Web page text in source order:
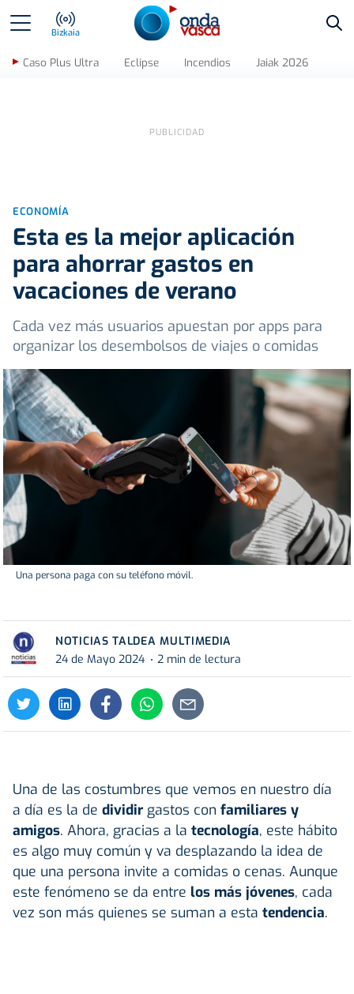
Bizkaia
Caso Plus Ultra Eclipse Incendios Jaiak 2026
ECONOMÍA
Esta es la mejor aplicación
para ahorrar gastos en
vacaciones de verano
Cada vez más usuarios apuestan por apps para
organizar los desembolsos de viajes o comidas
Una persona paga con su teléfono móvil.
NOTICIAS TALDEA MULTIMEDIA
24 de Mayo 2024
2 min de lectura
Una de las costumbres que vemos en nuestro día
a día es la de dividir gastos con familiares y
amigos. Ahora, gracias a la tecnología, este hábito
es algo muy común y va desplazando la idea de
que una persona invite a comidas o cenas. Aunque
este fenómeno se da entre los más jóvenes, cada
vez son más quienes se suman a esta tendencia.